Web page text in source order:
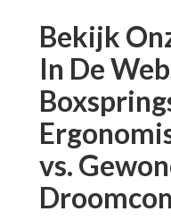
Bekijk
In De
vs.